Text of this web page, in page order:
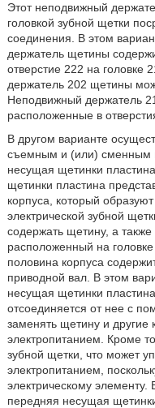
Этот неподвижный
головкой зубной щетки
соединения. В этом
держатель щетины
отверстие 222 на головке
держатель 202 щетины
Неподвижный держатель
расположенные в
В другом варианте
съемным и (или) сменным
несущая щетинки
щетинки пластина
корпуса, который
электрической зубной
содержать щетину, а
расположенный на
половина корпуса
приводной вал. В этом
несущая щетинки
отсоединяется от нее с
заменять щетину и
электропитанием. Кроме
зубной щетки, что может
электропитанием,
электрическому
передняя несущая